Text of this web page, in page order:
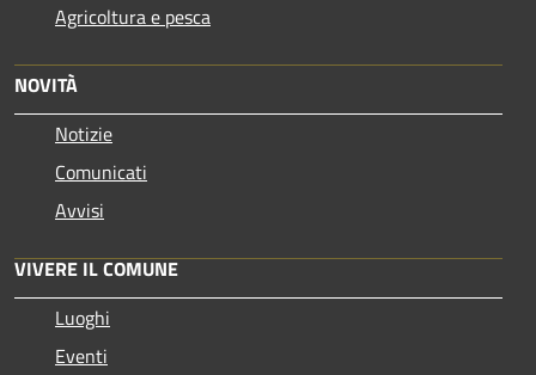
Agricoltura e pesca
NOVITÀ
Notizie
Comunicati
Avvisi
VIVERE IL COMUNE
Luoghi
Eventi